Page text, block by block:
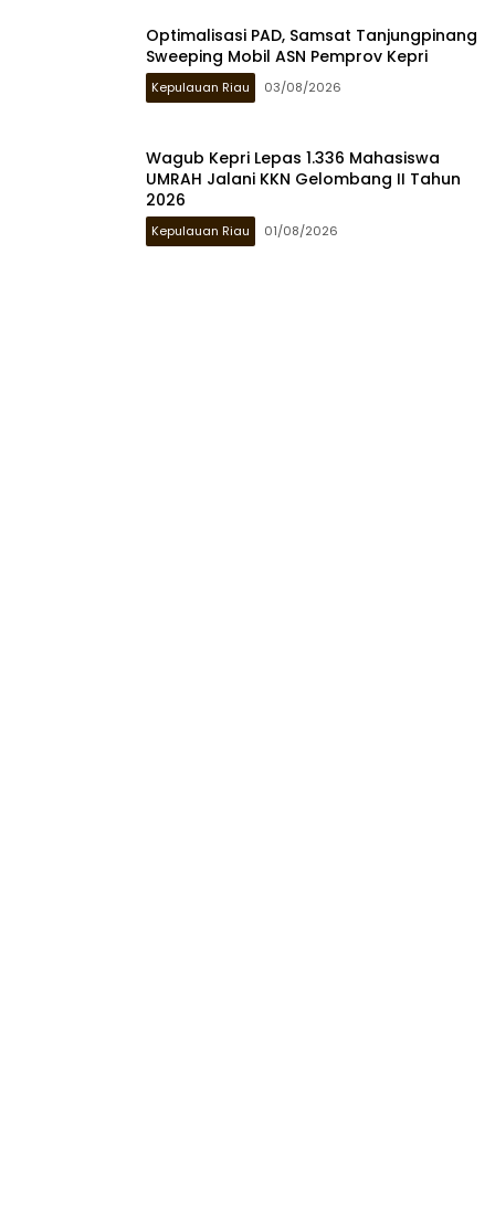
Optimalisasi PAD, Samsat Tanjungpinang
Sweeping Mobil ASN Pemprov Kepri
Kepulauan Riau 03/08/2026
Wagub Kepri Lepas 1.336 Mahasiswa
UMRAH Jalani KKN Gelombang II Tahun
2026
Kepulauan Riau 01/08/2026